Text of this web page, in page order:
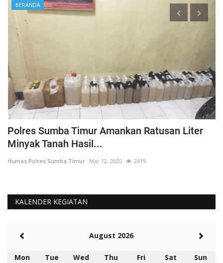
BERANDA
Polres Sumba Timur Amankan Ratusan Liter
Minyak Tanah Hasil...
Humas Polres Sumba Timur Mar 12, 2020 2419
KALENDER KEGIATAN
August 2026
Mon Tue Wed Thu Fri Sat
Sun